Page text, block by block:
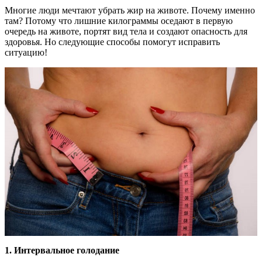
Многие люди мечтают убрать жир на животе. Почему именно
там? Потому что лишние килограммы оседают в первую
очередь на животе, портят вид тела и создают опасность для
здоровья. Но следующие способы помогут исправить
ситуацию!
1. Интервальное голодание